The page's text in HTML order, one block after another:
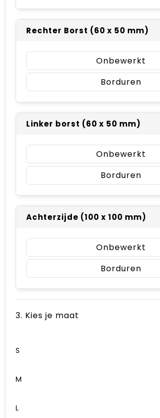
Rechter Borst (60 x 50 mm)
Onbewerkt
Borduren
Linker borst (60 x 50 mm)
Onbewerkt
Borduren
Achterzijde (100 x 100 mm)
Onbewerkt
Borduren
3. Kies je maat
S
M
L